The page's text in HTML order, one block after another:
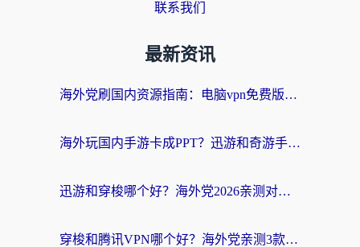
联系我们
最新资讯
海外党刷国内资源指南：电脑vpn免费版真的能用吗？选对加速器才是关键
海外玩国内手游卡成PPT？迅游和奇游手游哪个好？附真实VPN评测及番茄加速器体验
迅游和穿梭哪个好？海外党2026亲测对比+免费vs付费选择指南，附番茄加速器实测体验
穿梭和腾讯VPN哪个好？海外党亲测3款热门回国加速器，附避坑指南